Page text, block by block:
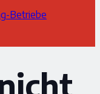
Betriebe